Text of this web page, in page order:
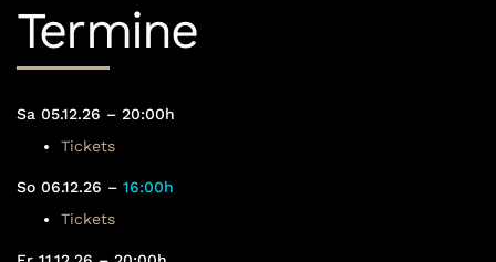
Termine
Sa 05.12.26 – 20:00h
Tickets
So 06.12.26 – 16:00h
Tickets